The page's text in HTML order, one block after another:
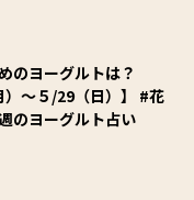
のヨーグルトは？
）～５/29（日）】 #花
のヨーグルト占い